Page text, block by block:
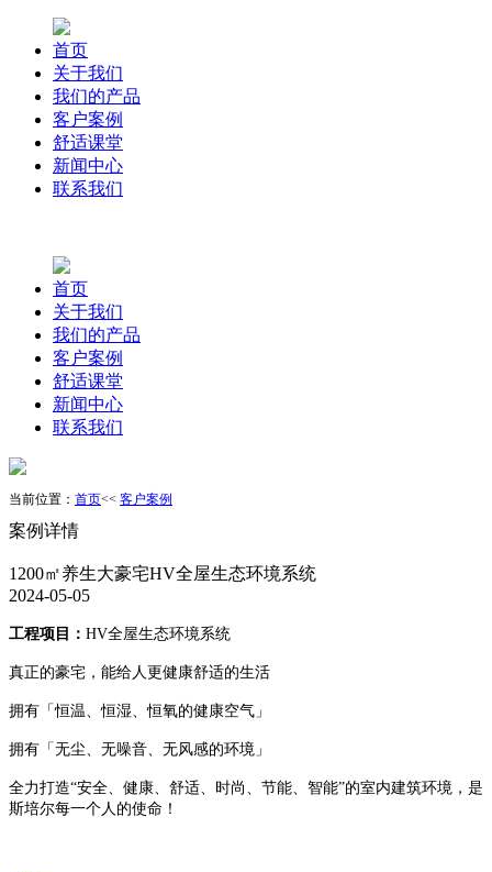
首页
关于我们
我们的产品
客户案例
舒适课堂
新闻中心
联系我们
首页
关于我们
我们的产品
客户案例
舒适课堂
新闻中心
联系我们
当前位置： 首页<< 客户案例
案例详情
1200㎡养生大豪宅HV全屋生态环境系统
2024-05-05
工程项目： HV全屋生态环境系统
真正的豪宅，能给人更健康舒适的生活
拥有「恒温、恒湿、恒氧的健康空气」
拥有「无尘、无噪音、无风感的环境」
全力打造“安全、健康、舒适、时尚、节能、智能”的室内建筑环境，是
斯培尔每一个人的使命！